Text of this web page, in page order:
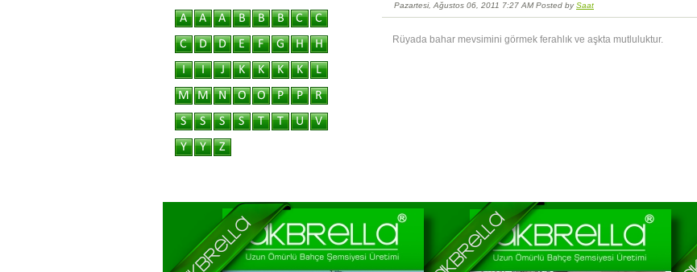
Pazartesi, Ağustos 06, 2011 7:27 AM Posted bySaat
Rüyada bahar mevsimini görmek ferahlık ve aşkta mutluluktur.